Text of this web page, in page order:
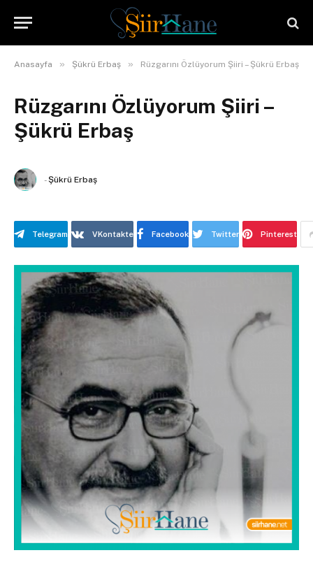
Anasayfa » Şükrü Erbaş » Rüzgarını Özlüyorum Şiiri – Şükrü Erbaş
Rüzgarını Özlüyorum Şiiri –
Şükrü Erbaş
- Şükrü Erbaş
Telegram VKontakte Facebook Twitter Pinterest